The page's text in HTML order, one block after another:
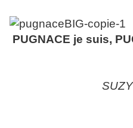
PUGNACE je suis,